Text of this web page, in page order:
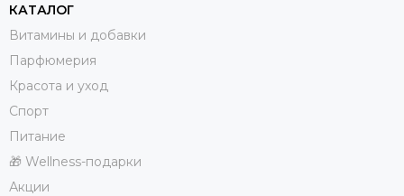
КАТАЛОГ
Витамины и добавки
Парфюмерия
Красота и уход
Спорт
Питание
🎁 Wellness-подарки
Акции